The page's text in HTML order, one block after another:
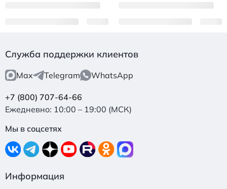
Служба поддержки клиентов
Max Telegram WhatsApp
+7 (800) 707-64-66
Ежедневно: 10:00 – 19:00 (МСК)
Мы в соцсетях
Информация